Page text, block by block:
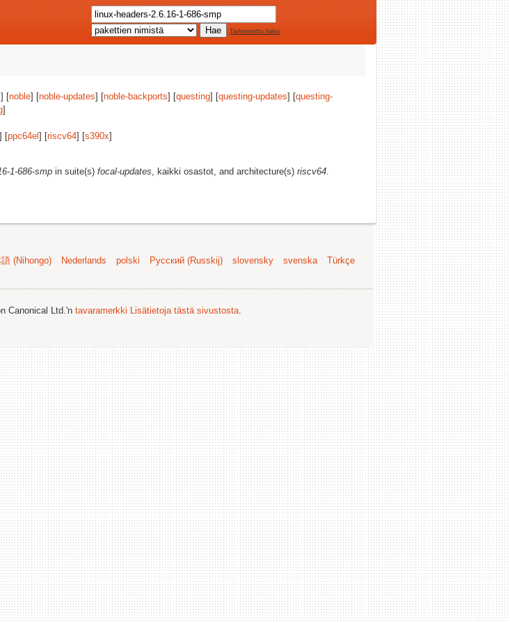
Tarkennettu haku
] [noble] [noble-updates] [noble-backports] [questing] [questing-updates] [questing-
]
] [ppc64el ] [riscv64] [s390x]
1-686-smp in suite(s) focal-updates, kaikki osastot, and architecture(s) riscv64.
語 (Nihongo) Nederlands polski Русский (Russkij) slovensky svenska
Türkçe
Canonical Ltd.'n tavaramerkki Lisätietoja tästä sivustosta.